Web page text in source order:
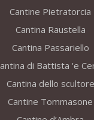
Cantine Pietratorcia
Cantina Raustella
Cantina Passariello
di Battista 'e
Cantina dello scultore
Cantine Tommasone